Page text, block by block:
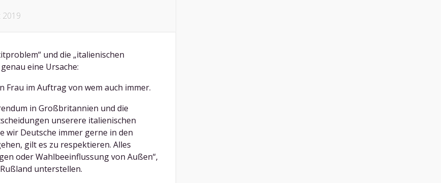
2019
und die „italienischen
eine Ursache:
Frau im Auftrag von wem auch immer.
in Großbritannien und die
unserere italienischen
wir Deutsche immer gerne in den
gilt es zu respektieren. Alles
oder Wahlbeeinflussung von Außen“,
unterstellen.